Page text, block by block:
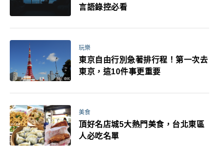
言語錄控必看
玩樂
東京自由行別急著排行程！第一次去
東京，這10件事更重要
美食
頂好名店城5大熱門美食，台北東區
人必吃名單